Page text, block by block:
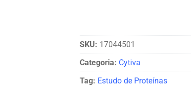
SKU: 17044501
Categoria: Cytiva
Tag: Estudo de Proteínas